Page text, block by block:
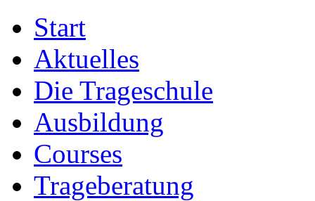
Start
Aktuelles
Die Trageschule
Ausbildung
Courses
Trageberatung